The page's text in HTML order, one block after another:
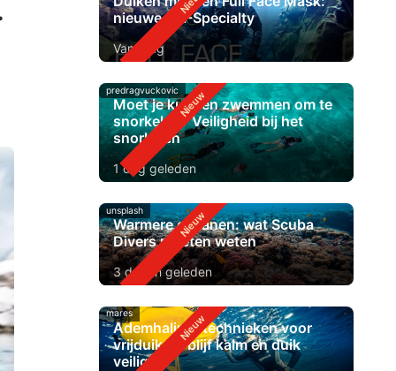
nieuwe SSI-Specialty
Vandaag
predragvuckovic
Moet je kunnen zwemmen om te
snorkelen? Veiligheid bij het
snorkelen
1 dag geleden
unsplash
Warmere oceanen: wat Scuba
Divers moeten weten
3 dagen geleden
mares
Ademhalingstechnieken voor
vrijduiken: blijf kalm en duik
veiliger